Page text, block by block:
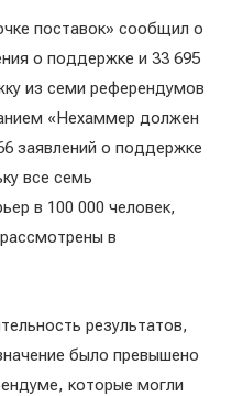
поставок» сообщил о
о поддержке и 33 695
из семи референдумов
«Нехаммер должен
заявлений о поддержке
все семь
в 100 000 человек,
в
результатов,
было превышено
которые могли